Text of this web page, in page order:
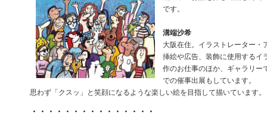
です。
溝端沙希
大阪在住。イラストレーター・
挿絵や広告、装飾に使用するイ
作のお仕事のほか、ギャラリー
での催事出展もしています。
思わず「クスッ」と笑顔になるような楽しい絵を目指して描いています。
・・・・・・・・・・・・・・・